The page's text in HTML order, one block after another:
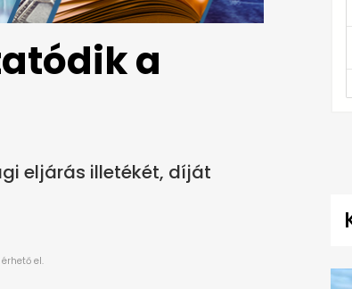
a
eljárás illetékét, díját